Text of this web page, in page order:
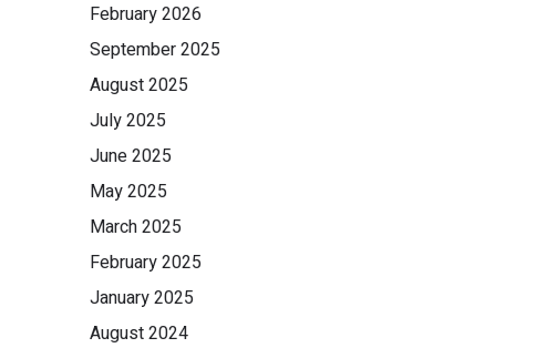
February 2026
September 2025
August 2025
July 2025
June 2025
May 2025
March 2025
February 2025
January 2025
August 2024